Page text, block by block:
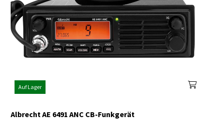
Auf Lager
Albrecht AE 6491 ANC CB-Funkgerät